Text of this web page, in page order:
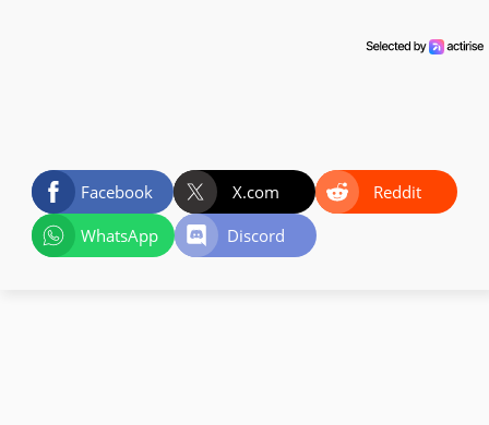
Facebook X.com
Reddit
WhatsApp
Discord